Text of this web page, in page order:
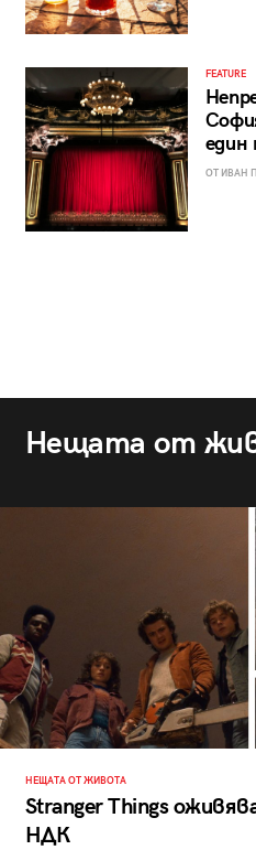
FEATURE
един
ОТ ИВАН
Нещата от
НЕЩАТА ОТ ЖИВОТА
Stranger Things
НДК